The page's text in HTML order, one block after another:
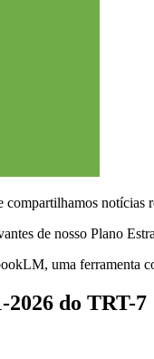
notícias
de nosso Plano
uma
2026 do TRT-7